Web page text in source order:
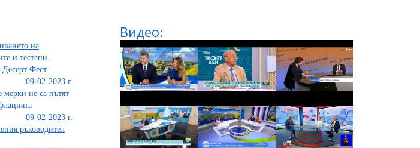
на
и тестени
Фест
09-02-2023 г.
не са пътят
09-02-2023 г.
ръководител
Видео: